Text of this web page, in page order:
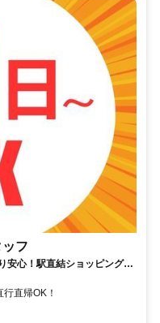
フ
安心！駅直結ショッピングセ
資格などは一切不要です。
ンター内の循環などを中心
女性スタッフ活躍中のお仕
直帰OK！